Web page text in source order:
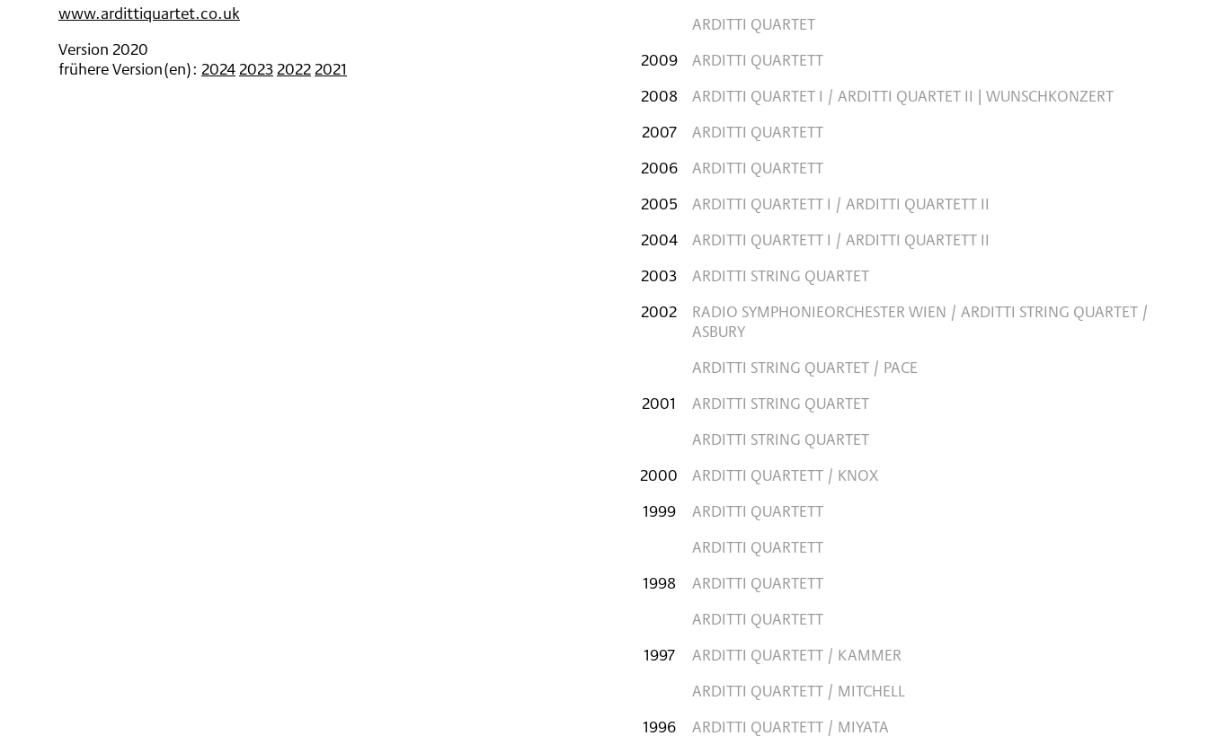
www.ardittiquartet.co.uk
Version 2020
frühere Version(en): 2024202320222021
ARDITTI QUARTET
2009
ARDITTI QUARTETT
2008
ARDITTI QUARTET I / ARDITTI QUARTET II | WUNSCHKONZERT
2007
ARDITTI QUARTETT
2006
ARDITTI QUARTETT
2005
ARDITTI QUARTETT I / ARDITTI QUARTETT II
2004
ARDITTI QUARTETT I / ARDITTI QUARTETT II
2003
ARDITTI STRING QUARTET
2002
RADIO SYMPHONIEORCHESTER WIEN / ARDITTI STRING QUARTET /
ASBURY
ARDITTI STRING QUARTET / PACE
2001
ARDITTI STRING QUARTET
ARDITTI STRING QUARTET
2000
ARDITTI QUARTETT / KNOX
1999
ARDITTI QUARTETT
ARDITTI QUARTETT
1998
ARDITTI QUARTETT
ARDITTI QUARTETT
1997
ARDITTI QUARTETT / KAMMER
ARDITTI QUARTETT / MITCHELL
1996
ARDITTI QUARTETT / MIYATA